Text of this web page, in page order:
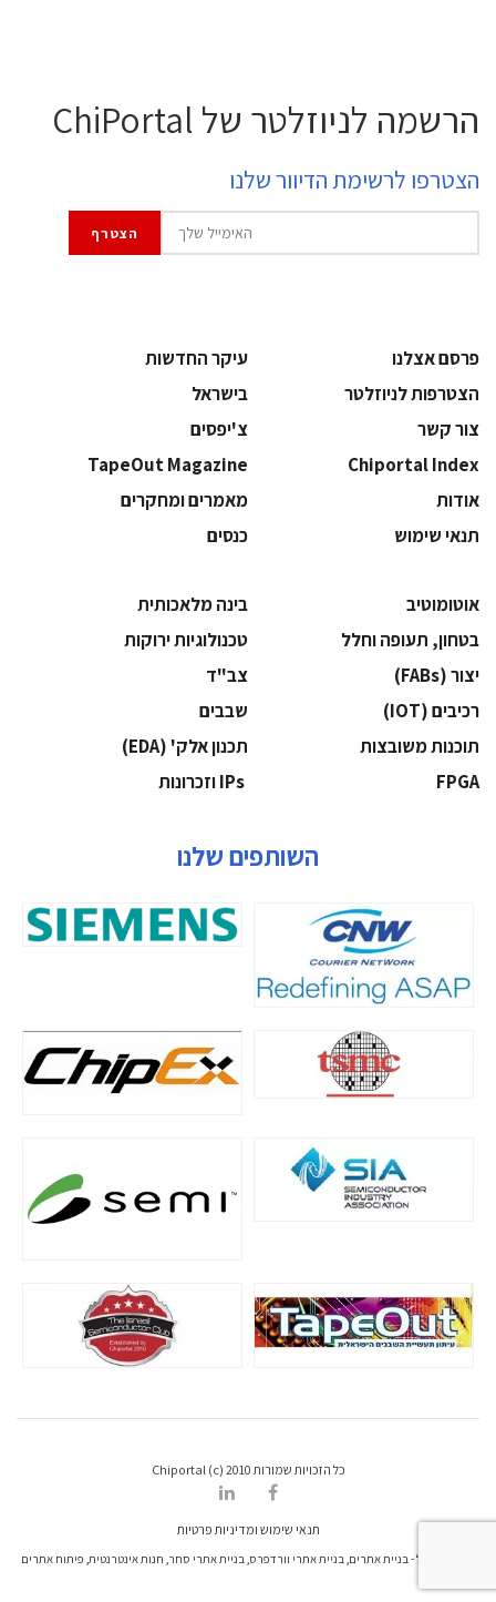
הרשמה לניוזלטר של ChiPortal
הצטרפו לרשימת הדיוור שלנו
פרסם אצלנו
עיקר החדשות
הצטרפות לניוזלטר
בישראל
צור קשר
צ'יפסים
Chiportal Index
TapeOut Magazine
אודות
מאמרים ומחקרים
תנאי שימוש
כנסים
אוטומוטיב
בינה מלאכותית
בטחון, תעופה וחלל
‫טכנולוגיות ירוקות‬
‫יצור (‪(FABs‬‬
‫צב"ד‬
‫רכיבים‬ (IOT)
‫שבבים‬
‫תוכנות משובצות‬
‫תכנון אלק' (‪(EDA‬‬
‫‪FPGA‬‬
השותפים שלנו
כל הזכויות שמורות Chiportal (c) 2010
תנאי שימוש ומדיניות פרטיות
דרונט דיגיטל - בניית אתרים, בניית אתרי וורדפרס, בניית אתרי סחר, חנות אינטרנטית, פיתוח אתרים